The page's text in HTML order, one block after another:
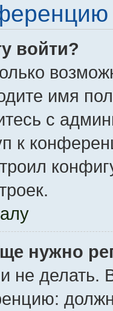
войти?
имя
с
к
нужно
не делать.